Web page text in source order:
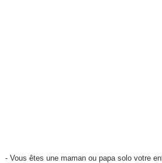
- Vous êtes une maman ou papa solo votre